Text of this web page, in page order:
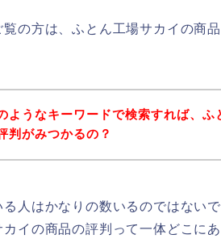
の方は、ふとん工場サカイの商
ようなキーワードで検索すれば、ふ
判がみつかるの？
人はかなりの数いるのではない
カイの商品の評判って一体どこに